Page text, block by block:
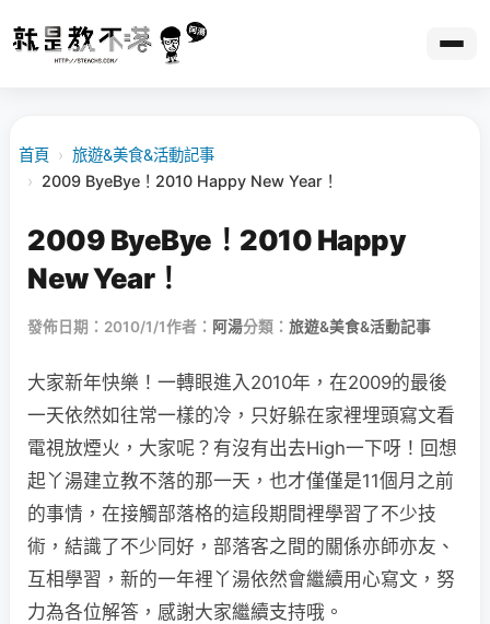
首頁 › 旅遊&美食&活動記事
› 2009 ByeBye！2010 Happy New Year！
2009 ByeBye！2010 Happy
New Year！
發佈日期：2010/1/1作者： 阿湯分類： 旅遊&美食&活動記事
大家新年快樂！一轉眼進入2010年，在2009的最後
一天依然如往常一樣的冷，只好躲在家裡埋頭寫文看
電視放煙火，大家呢？有沒有出去High一下呀！回想
起丫湯建立教不落的那一天，也才僅僅是11個月之前
的事情，在接觸部落格的這段期間裡學習了不少技
術，結識了不少同好，部落客之間的關係亦師亦友、
互相學習，新的一年裡丫湯依然會繼續用心寫文，努
力為各位解答，感謝大家繼續支持哦。